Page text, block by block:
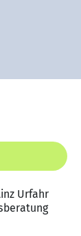
Urfahr